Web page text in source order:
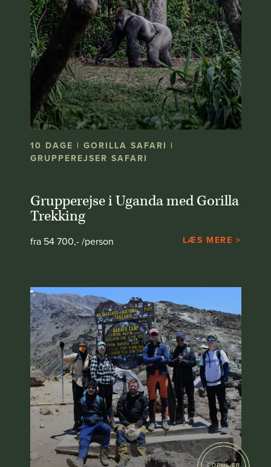
10 DAGE | GORILLA SAFARI |
GRUPPEREJSER SAFARI
Grupperejse i Uganda med Gorilla
Trekking
fra 54 700,- /person LÆS MERE >